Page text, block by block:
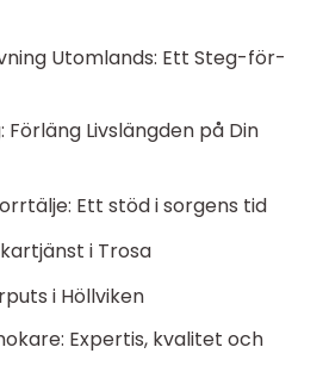
Utomlands: Ett Steg-för-
Livslängden på Din
Ett stöd i sorgens tid
i Trosa
i Höllviken
Expertis, kvalitet och